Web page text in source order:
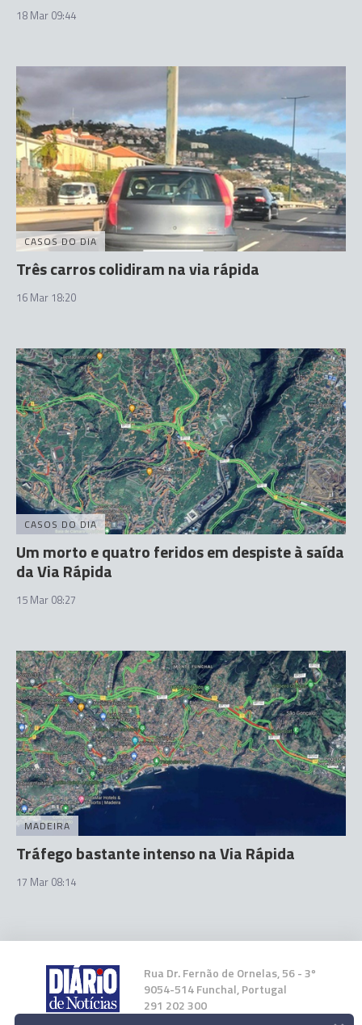
18 Mar 09:44
CASOS DO DIA
Três carros colidiram na via rápida
16 Mar 18:20
CASOS DO DIA
Um morto e quatro feridos em despiste à saída
da Via Rápida
15 Mar 08:27
MADEIRA
Tráfego bastante intenso na Via Rápida
17 Mar 08:14
Rua Dr. Fernão de Ornelas, 56 - 3º
9054-514 Funchal, Portugal
291 202 300